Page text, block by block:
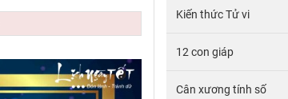
Kiến thức Tử vi
12 con giáp
Cân xương tính số